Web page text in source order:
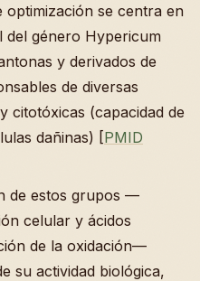
optimización se centra en
del género Hypericum
y derivados de
de diversas
citotóxicas (capacidad de
dañinas) [PMID
de estos grupos —
celular y ácidos
de la oxidación—
su actividad biológica,